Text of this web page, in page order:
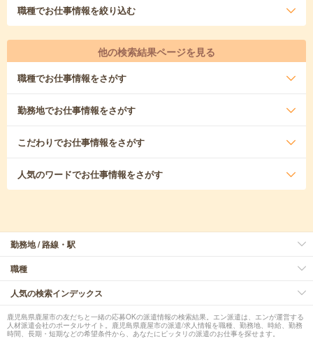
職種でお仕事情報を絞り込む
他の検索結果ページを見る
職種でお仕事情報をさがす
勤務地でお仕事情報をさがす
こだわりでお仕事情報をさがす
人気のワードでお仕事情報をさがす
勤務地 / 路線・駅
職種
人気の検索インデックス
鹿児島県鹿屋市の友だちと一緒の応募OKの派遣情報の検索結果。エン派遣は、エンが運営する
人材派遣会社のポータルサイト。鹿児島県鹿屋市の派遣/求人情報を職種、勤務地、時給、勤務
時間、長期・短期などの希望条件から、あなたにピッタリの派遣のお仕事を探せます。